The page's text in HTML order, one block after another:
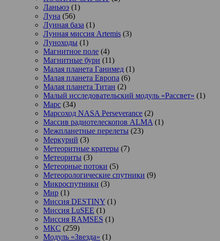
Ланьюэ (1)
Луна (56)
Лунная база (1)
Лунная миссия Artemis (3)
Луноходы (1)
Магнитное поле (4)
Магнитные бури (11)
Малая планета Ганимед (1)
Малая планета Европа (6)
Малая планета Титан (2)
Малый исследовательский модуль «Рассвет» (1)
Марс (34)
Марсоход NASA Perseverance (2)
Массив радиотелескопов ALMA (1)
Межпланетные перелеты (23)
Меркурий (3)
Метеоритные кратеры (7)
Метеориты (3)
Метеорные потоки (5)
Метеорологические спутники (9)
Микроспутники (3)
Мир (1)
Миссия DESTINY (1)
Миссия LuSEE (1)
Миссия RAMSES (1)
МКС (259)
Модуль «Звезда» (1)